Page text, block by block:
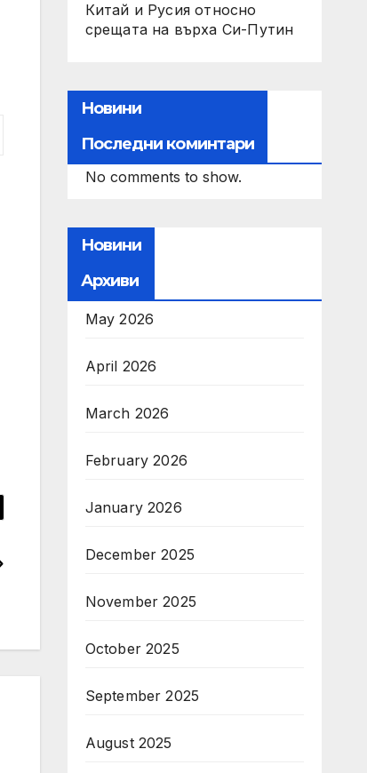
Китай и Русия относно
срещата на върха Си-Путин
Новини
Последни коминтари
No comments to show.
Новини
Архиви
May 2026
April 2026
March 2026
February 2026
January 2026
December 2025
November 2025
October 2025
September 2025
August 2025